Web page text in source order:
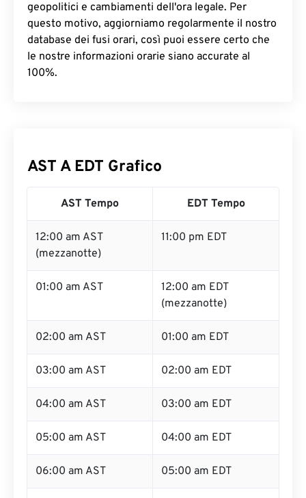
geopolitici e cambiamenti dell'ora legale. Per
questo motivo, aggiorniamo regolarmente il nostro
database dei fusi orari, così puoi essere certo che
le nostre informazioni orarie siano accurate al
100%.
AST A EDT Grafico
AST Tempo EDT Tempo
12:00 am AST
(mezzanotte)
11:00 pm EDT
01:00 am AST
12:00 am EDT
(mezzanotte)
02:00 am AST 01:00 am EDT
03:00 am AST 02:00 am EDT
04:00 am AST 03:00 am EDT
05:00 am AST 04:00 am EDT
06:00 am AST 05:00 am EDT